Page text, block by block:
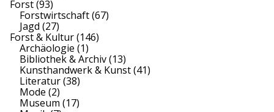
Forst(93)
Forstwirtschaft(67)
Jagd (27)
Forst & Kultur(146)
Archäologie (1)
Bibliothek & Archiv(13)
Kunsthandwerk & Kunst(41)
Literatur(38)
Mode (2)
Museum (17)